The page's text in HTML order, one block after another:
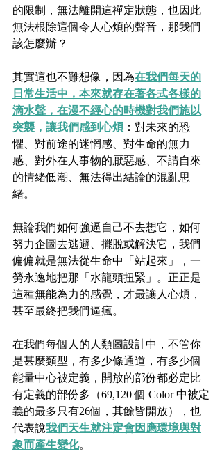
的限制，無法離開這禪定狀態，也因此
無法根除這個令人心煩的聲音，那我們
該怎麼辦？
其實這也不難想像，因為在我們每天的
日常生活中，本來就存在著各式各樣的
滴水聲，在漫不經心的時機對我們施以
突襲，讓我們感到心煩 ：對未來的恐
懼、對前途的迷惘感、對生命的無力
感、對外在人事物的厭惡感、不請自來
的情緒低潮、無法得出結論的混亂思
緒。
無論我們如何強逼自己不去想它，如何
努力企圖去逃避、擺脫或解決它，我們
偏偏就是無法從生命中「站起來」，一
勞永逸地把那「水龍頭扭緊」。正正是
這種無能為力的感覺，才最讓人心煩，
甚至最終把我們逼瘋。
在我們每個人的人類圖設計中，不管你
是甚麼類型，有多少條通道，有多少個
能量中心被定義，開放的部份都必定比
有定義的部份多（69,120 個 Color 中被定
義的最多只有26個，其餘皆開放），也
代表說我們天生就注定會因應環境與對
象而產生變化。